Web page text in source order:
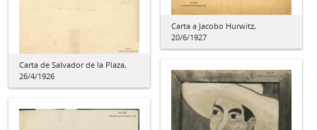
Carta a Jacobo Hurwitz,
20/6/1927
Carta de Salvador de la Plaza,
26/4/1926